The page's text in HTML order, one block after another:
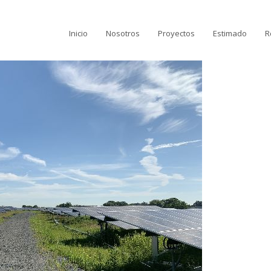
Inicio Nosotros Proyectos Estimado